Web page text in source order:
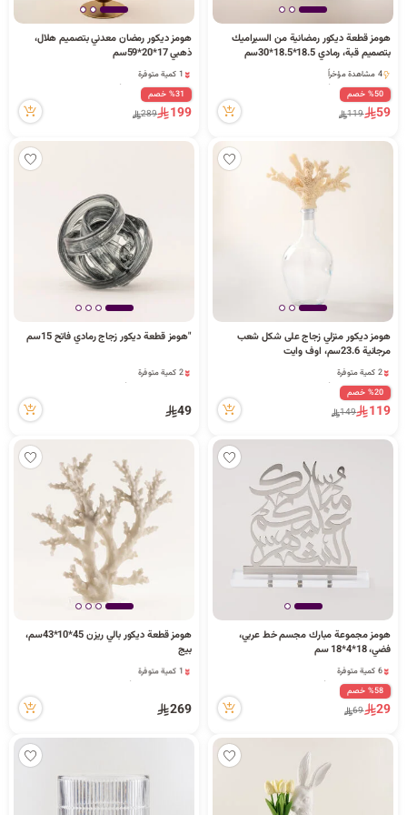
ا
هومز قطعة ديكور رمضانية من السيراميك
بتصميم قبة، رمادي 18.5*18.5*30سم
4 مشاهدة مؤخراً
4 مشاهدة مؤخراً%50 خصم
59
119
هومز ديكور رمضان معدني بتصميم هلال،
ذهبي 17*20*59سم
1 كمية متوفرة
2 قطعة بيعت مؤخراً
4 مشاهدة مؤخراً
1 كمية متوفرة
%31 خصم
199
289
هومز ديكور منزلي زجاج على شكل شعب
مرجانية 23.6سم، اوف وايت
2 كمية متوفرة
7 مشاهدة مؤخراً
2 كمية متوفرة
7 مشاهدة مؤخراً
%20 خصم
119
149
"هومز قطعة ديكور زجاج رمادي فاتح 15سم
2 كمية متوفرة
16 مشاهدة مؤخراً49
هومز مجموعة مبارك مجسم خط عربي،
فضي، 18*4*18 سم
6 كمية متوفرة
11 مشاهدة مؤخراً
6 كمية متوفرة
11 مشاهدة مؤخراً
%58 خصم
29
69
هومز قطعة ديكور بالي ريزن 45*10*43سم،
بيج
1 كمية متوفرة
1 كمية متوفرة
2 مشاهدة مؤخراً
269